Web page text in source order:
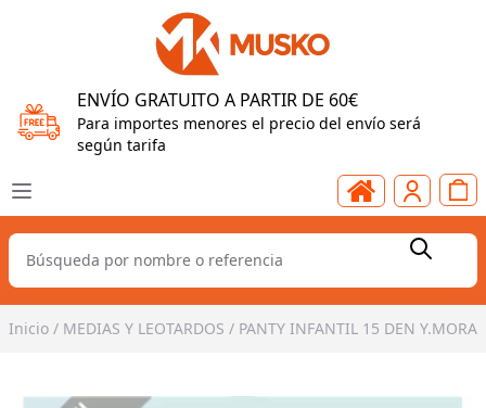
ENVÍO GRATUITO A PARTIR DE 60€
Para importes menores el precio del envío será
según tarifa
Inicio / MEDIAS Y LEOTARDOS / PANTY INFANTIL 15 DEN Y.MORA